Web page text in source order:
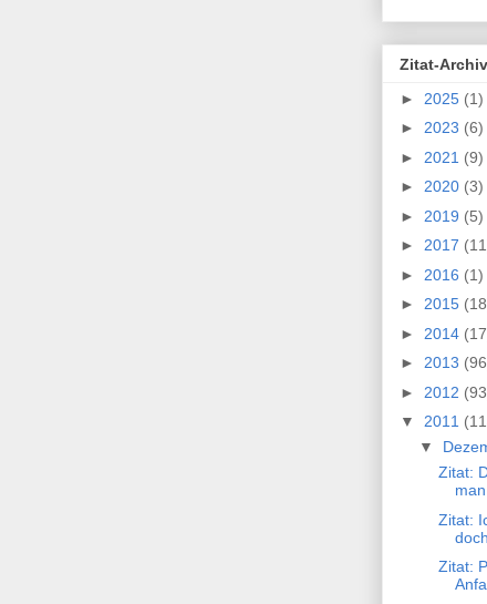
Zitat-Archiv
► 2025 (1)
► 2023 (6)
► 2021 (9)
► 2020 (3)
► 2019 (5)
► 2017
► 2016 (1)
► 2015
► 2014
► 2013
► 2012
▼ 2011
▼
Zitat:
Zitat:
Zitat: